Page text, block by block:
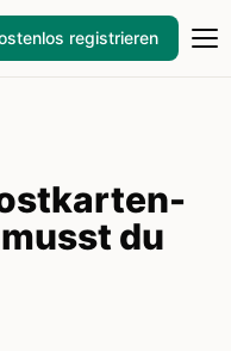
registrieren
du